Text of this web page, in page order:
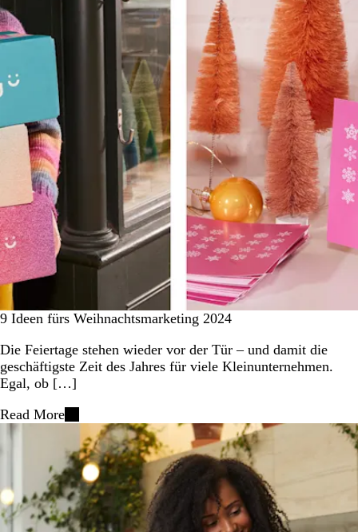
9 Ideen fürs Weihnachtsmarketing 2024
Die Feiertage stehen wieder vor der Tür – und damit die
geschäftigste Zeit des Jahres für viele Kleinunternehmen.
Egal, ob […]
Read More